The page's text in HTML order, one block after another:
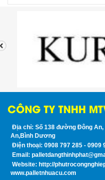
CÔNG TY TNHH
Địa chỉ: Số 138 đường Đông An,
An,Bình Dương
Điện thoại: 0908 797 285 - 0909
Email:
Website: http://
www.palletnhuacu.com